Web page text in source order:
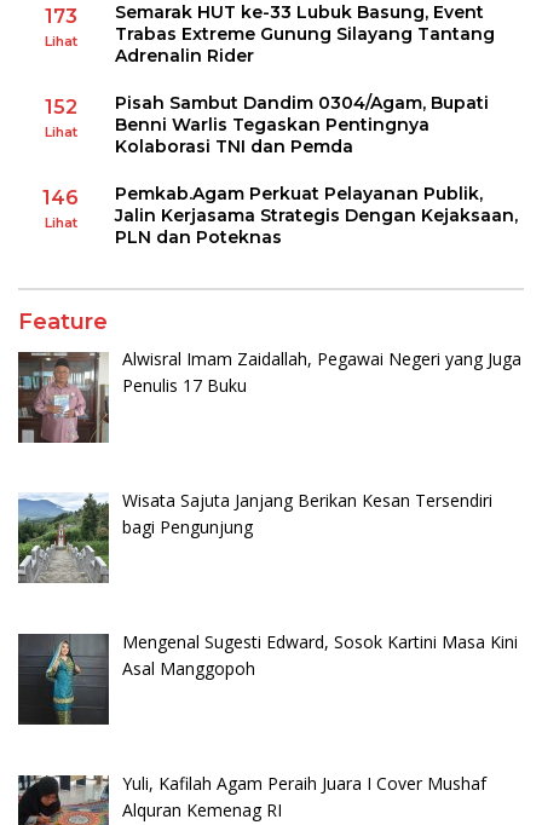
173
Lihat
Semarak HUT ke-33 Lubuk Basung, Event
Trabas Extreme Gunung Silayang Tantang
Adrenalin Rider
152
Lihat
Pisah Sambut Dandim 0304/Agam, Bupati
Benni Warlis Tegaskan Pentingnya
Kolaborasi TNI dan Pemda
146
Lihat
Pemkab.Agam Perkuat Pelayanan Publik,
Jalin Kerjasama Strategis Dengan Kejaksaan,
PLN dan Poteknas
Feature
Alwisral Imam Zaidallah, Pegawai Negeri yang Juga
Penulis 17 Buku
Wisata Sajuta Janjang Berikan Kesan Tersendiri
bagi Pengunjung
Mengenal Sugesti Edward, Sosok Kartini Masa Kini
Asal Manggopoh
Yuli, Kafilah Agam Peraih Juara I Cover Mushaf
Alquran Kemenag RI